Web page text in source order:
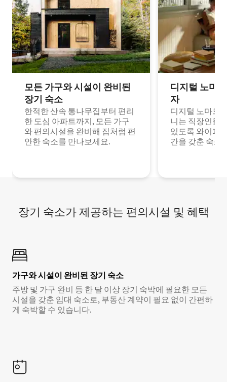
모든 가구와 시설이 완비된
장기 숙소
한적한 산속 통나무집부터 편리
한 도심 아파트까지, 모든 가구
와 편의시설을 완비해 집처럼 편
안한 숙소를 만나보세요.
디지털 노마
자
디지털 노마드
니는 직장인들
있도록 와이파
간을 갖춘 숙소
장기 숙소가 제공하는 편의시설 및 혜택
가구와 시설이 완비된 장기 숙소
주방 및 가구 완비 등 한 달 이상 장기 숙박에 필요한 모든
시설을 갖춘 임대 숙소로, 부동산 계약이 필요 없이 간편하
게 숙박할 수 있습니다.